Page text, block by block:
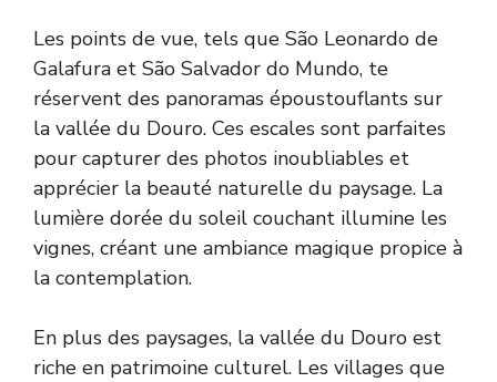
Les points de vue, tels que São Leonardo de
Galafura et São Salvador do Mundo, te
réservent des panoramas époustouflants sur
la vallée du Douro. Ces escales sont parfaites
pour capturer des photos inoubliables et
apprécier la beauté naturelle du paysage. La
lumière dorée du soleil couchant illumine les
vignes, créant une ambiance magique propice à
la contemplation.
En plus des paysages, la vallée du Douro est
riche en patrimoine culturel. Les villages que